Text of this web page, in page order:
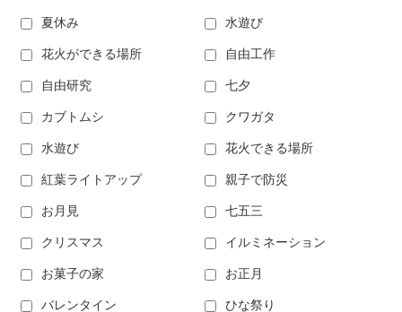
夏休み 水遊び
花火ができる場所 自由工作
自由研究 七夕
カブトムシ クワガタ
水遊び 花火できる場所
紅葉ライトアップ 親子で防災
お月見 七五三
クリスマス イルミネーション
お菓子の家 お正月
バレンタイン ひな祭り